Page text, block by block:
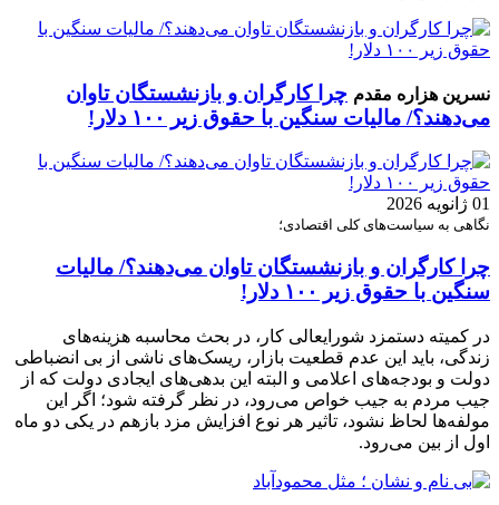
نسرین هزاره مقدم چرا کارگران و بازنشستگان تاوان
می‌دهند؟/ مالیات سنگین با حقوق زیر ۱۰۰ دلار!
01 ژانویه 2026
نگاهی به سیاست‌های کلی اقتصادی؛
چرا کارگران و بازنشستگان تاوان می‌دهند؟/ مالیات
سنگین با حقوق زیر ۱۰۰ دلار!
در کمیته دستمزد شورایعالی کار، در بحث محاسبه هزینه‌های
زندگی، باید این عدم قطعیت بازار، ریسک‌های ناشی از بی انضباطی
دولت و بودجه‌های اعلامی و البته این بدهی‌های ایجادی دولت که از
جیب مردم به جیب خواص می‌رود، در نظر گرفته شود؛ اگر این
مولفه‌ها لحاظ نشود، تاثیر هر نوع افزایش مزد بازهم در یکی دو ماه
اول از بین می‌رود.